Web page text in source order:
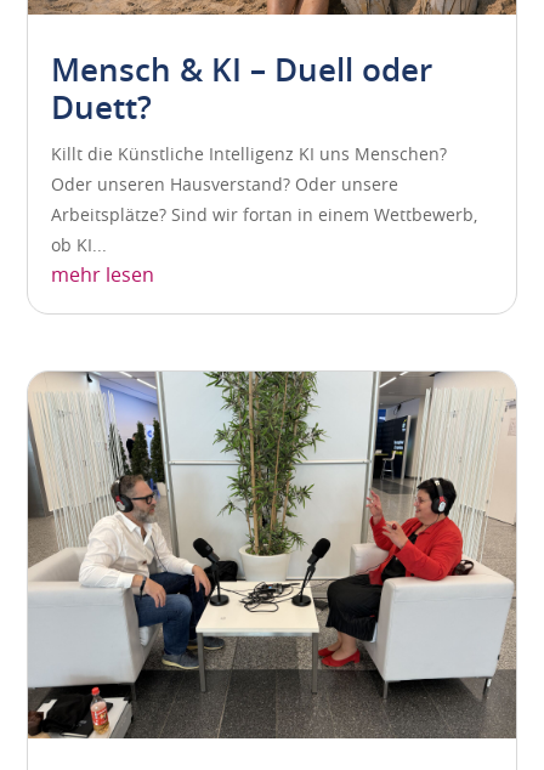
Mensch & KI – Duell oder
Duett?
Killt die Künstliche Intelligenz KI uns Menschen?
Oder unseren Hausverstand? Oder unsere
Arbeitsplätze? Sind wir fortan in einem Wettbewerb,
ob KI...
mehr lesen